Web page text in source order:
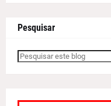
Pesquisar